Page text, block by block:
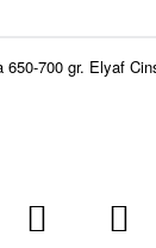
650-700 gr.